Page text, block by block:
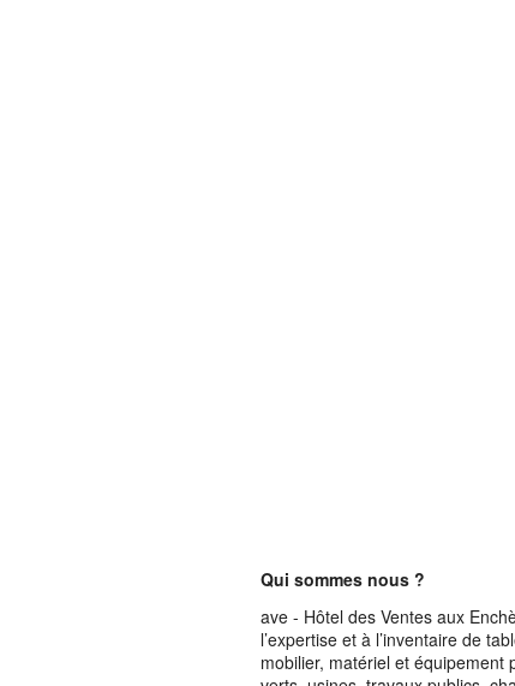
Qui sommes nous ?
ave - Hôtel des Ventes aux
l’expertise et à l’inventaire de
mobilier, matériel et équipement